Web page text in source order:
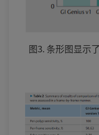
图3. 条形图显示